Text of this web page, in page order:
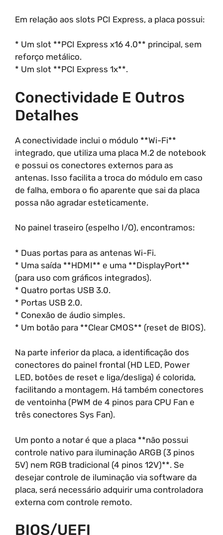
Em relação aos slots PCI Express, a placa possui:
* Um slot **PCI Express x16 4.0** principal, sem
reforço metálico.
* Um slot **PCI Express 1x**.
Conectividade E Outros
Detalhes
A conectividade inclui o módulo **Wi-Fi**
integrado, que utiliza uma placa M.2 de notebook
e possui os conectores externos para as
antenas. Isso facilita a troca do módulo em caso
de falha, embora o fio aparente que sai da placa
possa não agradar esteticamente.
No painel traseiro (espelho I/O), encontramos:
* Duas portas para as antenas Wi-Fi.
* Uma saída **HDMI** e uma **DisplayPort**
(para uso com gráficos integrados).
* Quatro portas USB 3.0.
* Portas USB 2.0.
* Conexão de áudio simples.
* Um botão para **Clear CMOS** (reset de BIOS).
Na parte inferior da placa, a identificação dos
conectores do painel frontal (HD LED, Power
LED, botões de reset e liga/desliga) é colorida,
facilitando a montagem. Há também conectores
de ventoinha (PWM de 4 pinos para CPU Fan e
três conectores Sys Fan).
Um ponto a notar é que a placa **não possui
controle nativo para iluminação ARGB (3 pinos
5V) nem RGB tradicional (4 pinos 12V)**. Se
desejar controle de iluminação via software da
placa, será necessário adquirir uma controladora
externa com controle remoto.
BIOS/UEFI